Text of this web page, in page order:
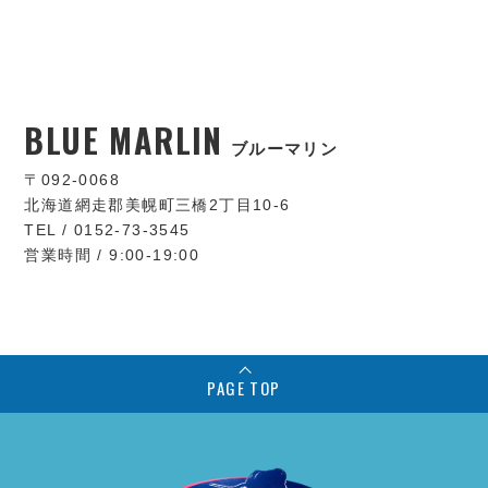
BLUE MARLIN ブルーマリン
〒092-0068
北海道網走郡美幌町三橋2丁目10-6
TEL / 0152-73-3545
営業時間 / 9:00-19:00
PAGE TOP